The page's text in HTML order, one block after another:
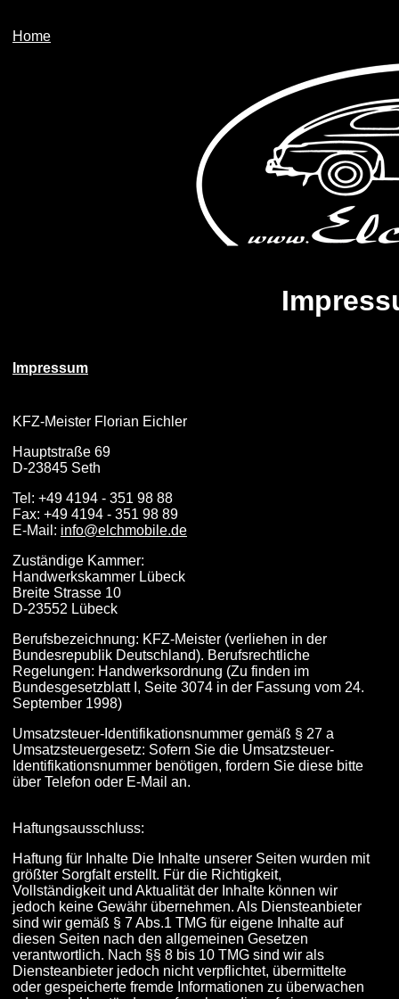
Home
Impressum
KFZ-Meister Florian Eichler
Hauptstraße 69
D-23845 Seth
Tel: +49 4194 - 351 98 88
Fax: +49 4194 - 351 98 89
E-Mail: info@elchmobile.de
Zuständige Kammer:
Handwerkskammer Lübeck
Breite Strasse 10
D-23552 Lübeck
Berufsbezeichnung: KFZ-Meister (verliehen in der
Bundesrepublik Deutschland). Berufsrechtliche
Regelungen: Handwerksordnung (Zu finden im
Bundesgesetzblatt I, Seite 3074 in der Fassung vom 24.
September 1998)
Umsatzsteuer-Identifikationsnummer gemäß § 27 a
Umsatzsteuergesetz: Sofern Sie die Umsatzsteuer-
Identifikationsnummer benötigen, fordern Sie diese bitte
über Telefon oder E-Mail an.
Haftungsausschluss:
Haftung für Inhalte Die Inhalte unserer Seiten wurden mit
größter Sorgfalt erstellt. Für die Richtigkeit,
Vollständigkeit und Aktualität der Inhalte können wir
jedoch keine Gewähr übernehmen. Als Diensteanbieter
sind wir gemäß § 7 Abs.1 TMG für eigene Inhalte auf
diesen Seiten nach den allgemeinen Gesetzen
verantwortlich. Nach §§ 8 bis 10 TMG sind wir als
Diensteanbieter jedoch nicht verpflichtet, übermittelte
oder gespeicherte fremde Informationen zu überwachen